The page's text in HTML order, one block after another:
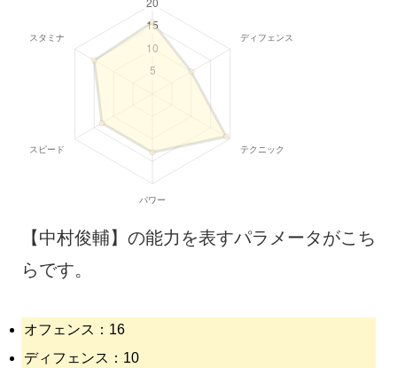
【中村俊輔】の能力を表すパラメータがこち
らです。
オフェンス：16
ディフェンス：10